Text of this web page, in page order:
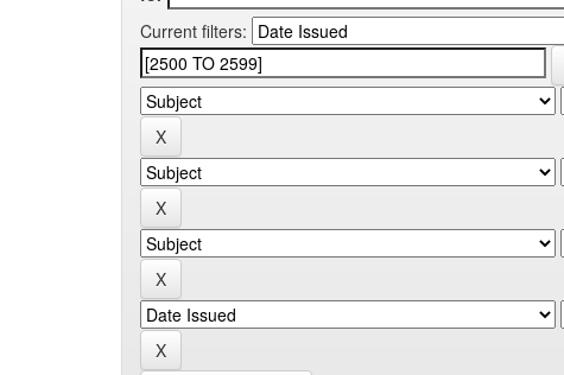
Current filters: